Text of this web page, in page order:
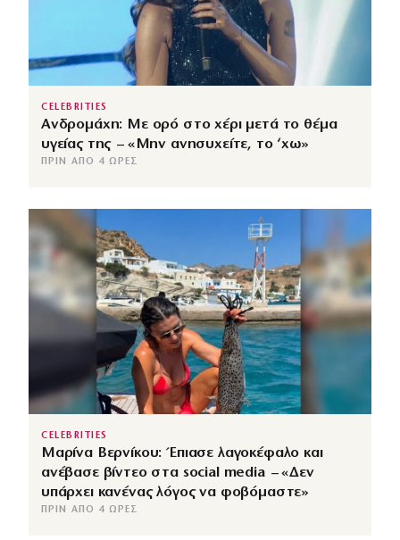
CELEBRITIES
Ανδρομάχη: Με ορό στο χέρι μετά το θέμα
υγείας της – «Μην ανησυχείτε, το ‘χω»
ΠΡΙΝ ΑΠΌ 4 ΏΡΕΣ
CELEBRITIES
Μαρίνα Βερνίκου: Έπιασε λαγοκέφαλο και
ανέβασε βίντεο στα social media – «Δεν
υπάρχει κανένας λόγος να φοβόμαστε»
ΠΡΙΝ ΑΠΌ 4 ΏΡΕΣ